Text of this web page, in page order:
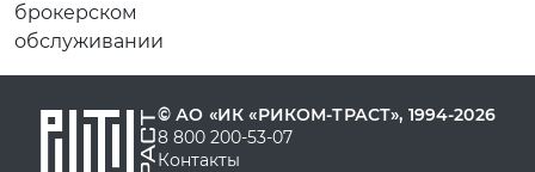
брокерском
обслуживании
© АО «ИК «РИКОМ-ТРАСТ», 1994-2026
8 800 200-53-07
Контакты